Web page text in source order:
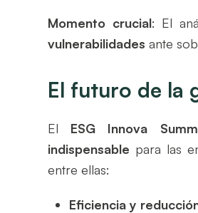
Momento crucial: El
vulnerabilidades ante
El futuro de la
El ESG Innova
indispensable para las
entre ellas:
Eficiencia y